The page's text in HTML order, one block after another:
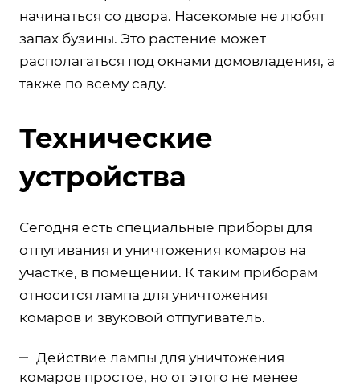
начинаться со двора. Насекомые не любят
запах бузины. Это растение может
располагаться под окнами домовладения, а
также по всему саду.
Технические
устройства
Сегодня есть специальные приборы для
отпугивания и уничтожения комаров на
участке, в помещении. К таким приборам
относится лампа для уничтожения
комаров и звуковой отпугиватель.
Действие лампы для уничтожения
комаров простое, но от этого не менее